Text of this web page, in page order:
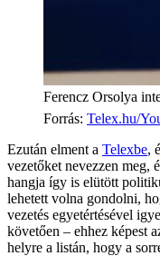
Ferencz Orsolya
Forrás: Telex.hu/
Ezután elment a Telexbe,
vezetőket nevezzen meg,
hangja így is elütött
lehetett volna gondolni,
vezetés egyetértésével
követően – ehhez képest
helyre a listán, hogy a